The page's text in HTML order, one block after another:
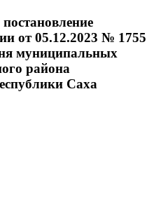
от 05.12.2023 № 1755
муниципальных
района
Саха